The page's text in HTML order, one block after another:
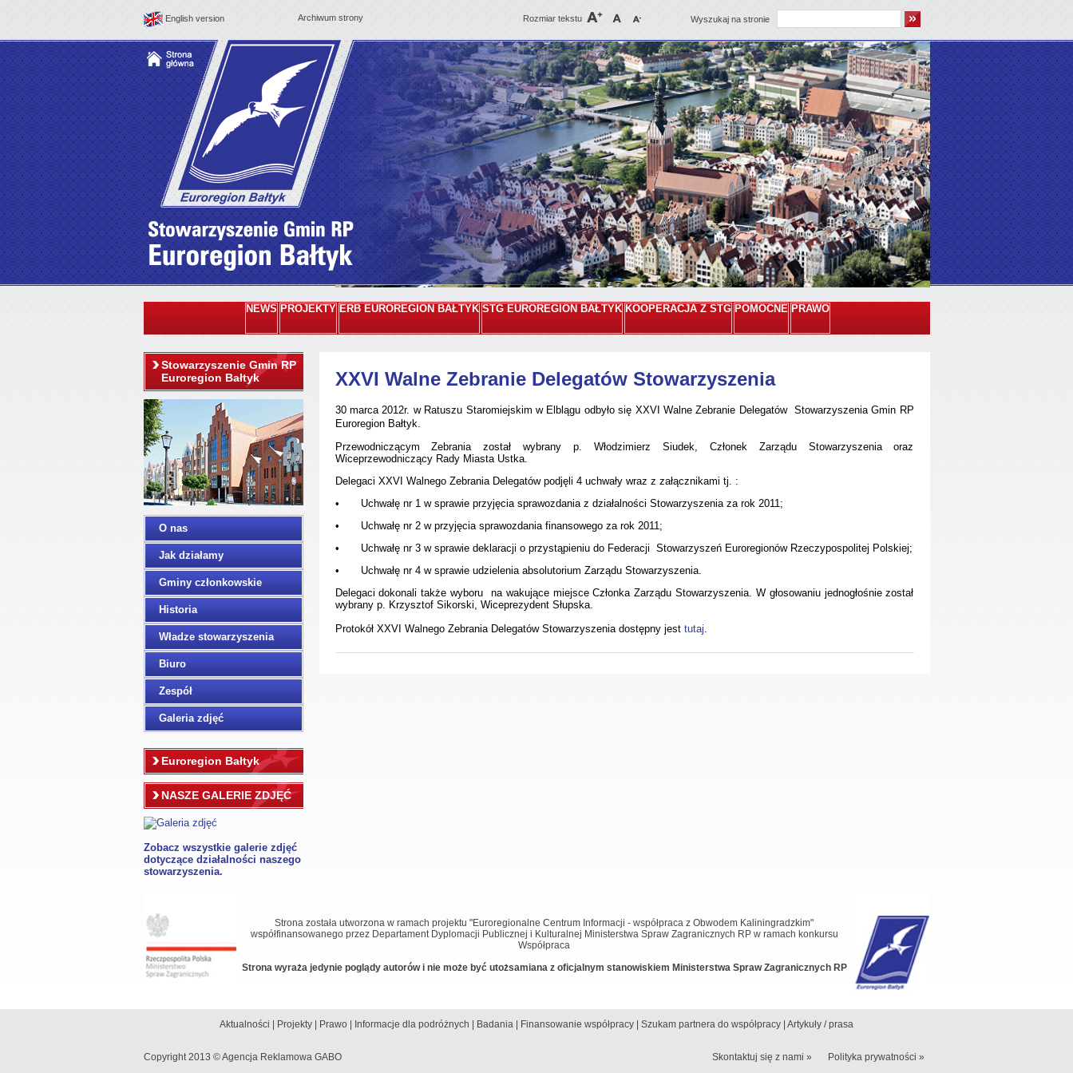
English version Archiwum strony Rozmiar tekstu Wyszukaj na stronie
NEWS PROJEKTY ERB EUROREGION BAŁTYK STG EUROREGION BAŁTYK KOOPERACJA Z STG POMOCNE PRAWO
Stowarzyszenie Gmin RP
Euroregion Bałtyk
O nas
Jak działamy
Gminy członkowskie
Historia
Władze stowarzyszenia
Biuro
Zespół
Galeria zdjęć
Euroregion Bałtyk
NASZE GALERIE ZDJĘĆ
Zobacz wszystkie galerie zdjęć
dotyczące działalności naszego
stowarzyszenia.
XXVI Walne Zebranie Delegatów Stowarzyszenia
30 marca 2012r. w Ratuszu Staromiejskim w Elblągu odbyło się XXVI Walne Zebranie Delegatów Stowarzyszenia Gmin RP
Euroregion Bałtyk.
Przewodniczącym Zebrania został wybrany p. Włodzimierz Siudek, Członek Zarządu Stowarzyszenia oraz
Wiceprzewodniczący Rady Miasta Ustka.
Delegaci XXVI Walnego Zebrania Delegatów podjęli 4 uchwały wraz z załącznikami tj. :
•
Uchwałę nr 1 w sprawie przyjęcia sprawozdania z działalności Stowarzyszenia za rok 2011;
•
Uchwałę nr 2 w przyjęcia sprawozdania finansowego za rok 2011;
•
Uchwałę nr 3 w sprawie deklaracji o przystąpieniu do Federacji Stowarzyszeń Euroregionów Rzeczypospolitej Polskiej;
•
Uchwałę nr 4 w sprawie udzielenia absolutorium Zarządu Stowarzyszenia.
Delegaci dokonali także wyboru na wakujące miejsce Członka Zarządu Stowarzyszenia. W głosowaniu jednogłośnie został
wybrany p. Krzysztof Sikorski, Wiceprezydent Słupska.
Protokół XXVI Walnego Zebrania Delegatów Stowarzyszenia dostępny jest tutaj.
Strona została utworzona w ramach projektu "Euroregionalne Centrum Informacji - współpraca z Obwodem Kaliningradzkim"
współfinansowanego przez Departament Dyplomacji Publicznej i Kulturalnej Ministerstwa Spraw Zagranicznych RP w ramach konkursu
Współpraca
Strona wyraża jedynie poglądy autorów i nie może być utożsamiana z oficjalnym stanowiskiem Ministerstwa Spraw Zagranicznych RP
Aktualności Projekty Prawo Informacje dla podróżnych Badania Finansowanie współpracy Szukam partnera do współpracy Artykuły / prasa
Copyright 2013 ©Agencja Reklamowa GABO Skontaktuj się z nami » Polityka prywatności »